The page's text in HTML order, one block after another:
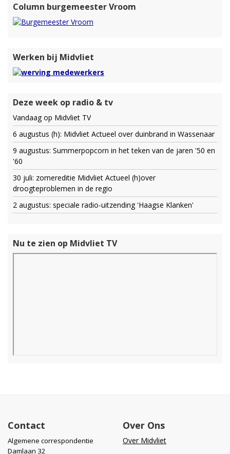
Column burgemeester Vroom
Werken bij Midvliet
Deze week op radio & tv
Vandaag op Midvliet TV
6 augustus (h): Midvliet Actueel over duinbrand in Wassenaar
9 augustus: Summerpopcorn in het teken van de jaren '50 en
'60
30 juli: zomereditie Midvliet Actueel (h)over
droogteproblemen in de regio
2 augustus: speciale radio-uitzending 'Haagse Klanken'
Nu te zien op Midvliet TV
Contact
Algemene correspondentie
Damlaan 32
Over Ons
Over Midvliet